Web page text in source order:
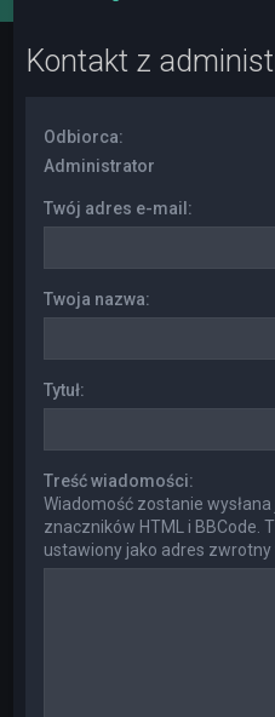
Kontakt z
Odbiorca:
Administrator
Twój adres e-mail:
Twoja nazwa:
Tytuł:
Treść wiadomości:
Wiadomość zostanie
znaczników HTML i BBCode.
ustawiony jako adres zwrotny